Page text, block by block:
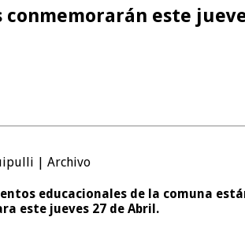
conmemorarán este
| Archivo
educacionales de la comuna
este jueves 27 de Abril.